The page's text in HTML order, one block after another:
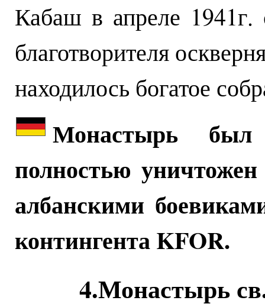
Кабаш в апреле 1941г.
благотворителя
находилось богатое
Монастырь
полностью
албанскими
контингента KFOR.
4.Монастырь